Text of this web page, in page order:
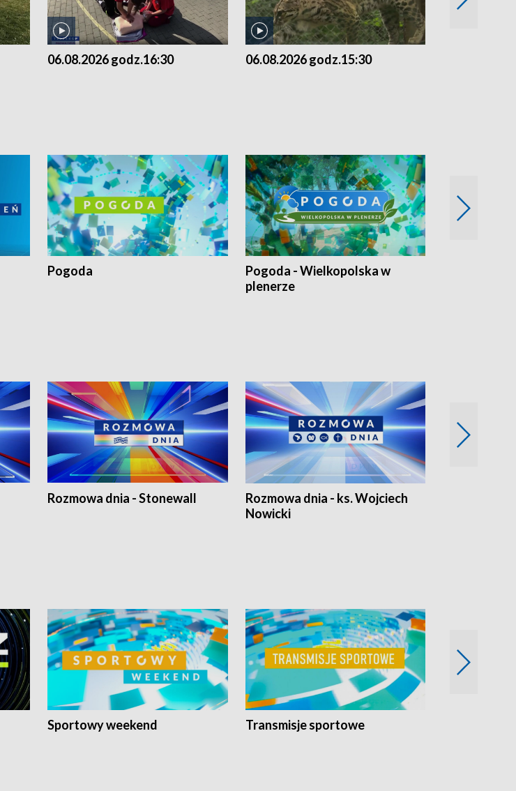
06.08.2026 godz.16:30 06.08.2026 godz.15:30
Pogoda
Pogoda - Wielkopolska w
plenerze
Rozmowa dnia - Stonewall
Rozmowa dnia - ks. Wojciech
Nowicki
Sportowy weekend Transmisje sportowe